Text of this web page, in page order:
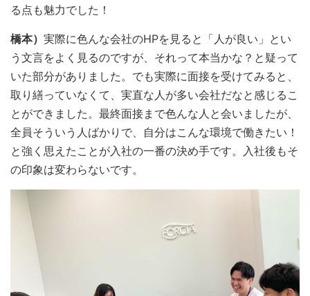
る点も魅力でした！
橋本） 実際に色んな会社のHPを見ると「人が良い」とい
う文言をよく見るのですが、それって本当かな？と疑って
いた部分がありました。でも実際に面接を受けてみると、
取り繕っていなくて、実直な人が多い会社だなと感じるこ
とができました。最終面接まで色んな人と会いましたが、
全員そういう人ばかりで、自分はこんな環境で働きたい！
と強く思えたことが入社の一番の決め手です。入社後もそ
の印象は変わらないです。